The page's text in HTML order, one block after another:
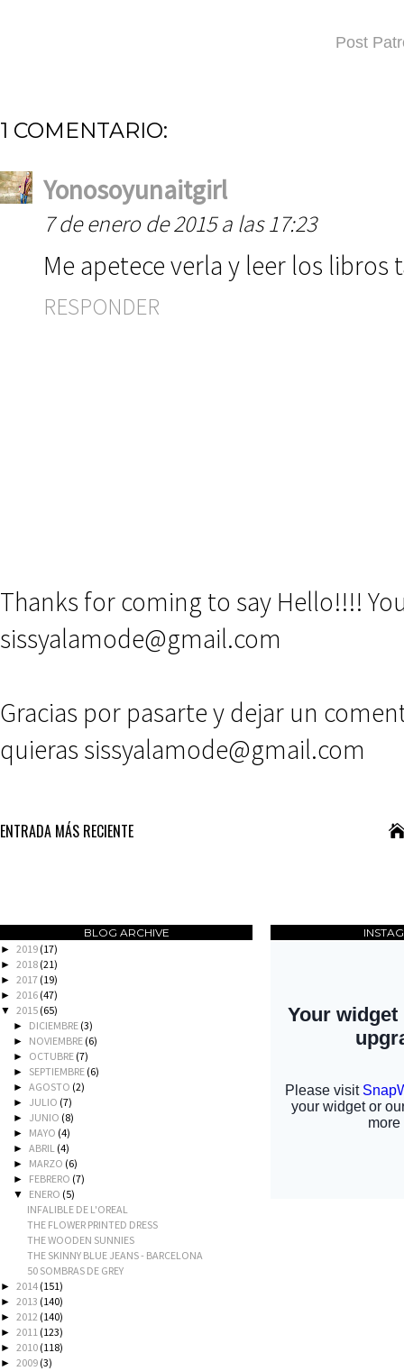
Post
1 COMENTARIO:
Yonosoyunaitgirl
7 de enero de 2015 a las 17:23
Me apetece verla y leer los libros
RESPONDER
Thanks for coming to say Hello!!!!
sissyalamode@gmail.com
Gracias por pasarte y dejar un
quieras sissyalamode@gmail.com
ENTRADA MÁS RECIENTE
BLOG ARCHIVE
► 2019 (17)
► 2018 (21)
► 2017 (19)
► 2016 (47)
▼ 2015 (65)
► DICIEMBRE (3)
► NOVIEMBRE (6)
► OCTUBRE (7)
► SEPTIEMBRE (6)
►AGOSTO (2)
► JULIO (7)
► JUNIO (8)
► MAYO (4)
►ABRIL (4)
► MARZO (6)
► FEBRERO (7)
▼ ENERO (5)
INFALIBLE DE L'OREAL
THE FLOWER PRINTED DRESS
THE WOODEN SUNNIES
THE SKINNY BLUE JEANS - BARCELONA
50 SOMBRAS DE GREY
► 2014 (151)
► 2013 (140)
► 2012 (140)
► 2011 (123)
► 2010 (118)
► 2009 (3)